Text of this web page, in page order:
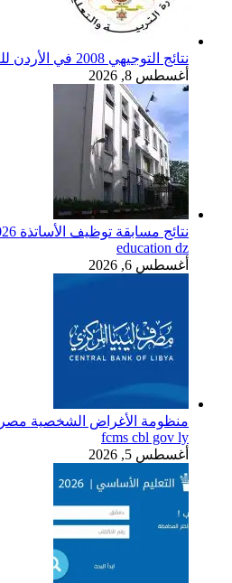
نتائج التوجيهي 2008 في الأردن للعام الدراسي 2026
أغسطس 8, 2026
education dz
أغسطس 6, 2026
fcms cbl gov ly
أغسطس 5, 2026